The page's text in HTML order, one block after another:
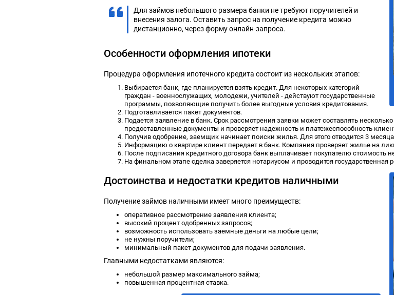
Для займов небольшого размера банки не требуют поручителей и
внесения залога. Оставить запрос на получение кредита можно
дистанционно, через форму онлайн-запроса.
Особенности оформления ипотеки
Процедура оформления ипотечного кредита состоит из нескольких этапов:
Выбирается банк, где планируется взять кредит. Для некоторых категорий
граждан - военнослужащих, молодежи, учителей - действуют государственные
программы, позволяющие получить более выгодные условия кредитования.
Подготавливается пакет документов.
Подается заявление в банк. Срок рассмотрения заявки может составлять
предоставленные документы и проверяет надежность и платежеспособность
Получив одобрение, заемщик начинает поиски жилья. Для этого отводится 3
Информацию о квартире клиент передает в банк. Компания проверяет жилье на
После подписания кредитного договора банк выплачивает покупателю стоимость
На финальном этапе сделка заверяется нотариусом и проводится государственная
Достоинства и недостатки кредитов наличными
Получение займов наличными имеет много преимуществ:
оперативное рассмотрение заявления клиента;
высокий процент одобренных запросов;
возможность использовать заемные деньги на любые цели;
не нужны поручители;
минимальный пакет документов для подачи заявления.
Главными недостатками являются:
небольшой размер максимального займа;
повышенная процентная ставка.